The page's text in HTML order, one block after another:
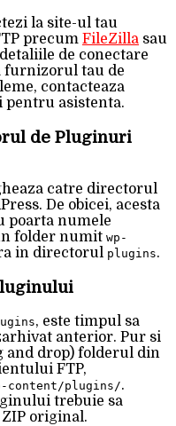
la site-ul tau
precum FileZilla sau
de conectare
furnizorul tau de
contacteaza
asistenta.
de Pluginuri
catre directorul
De obicei, acesta
poarta numele
folder numit wp-
in directorul plugins.
, este timpul sa
anterior. Pur si
and drop) folderul din
FTP,
content/plugins/.
trebuie sa
original.